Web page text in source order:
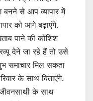
बनने से आप व्यापार में
को आगे बढ़ाएंगे.
पाने की कोशिश
देने जा रहे हैं तो उसे
समाचार मिल सकता
के साथ बिताएंगे.
के साथ